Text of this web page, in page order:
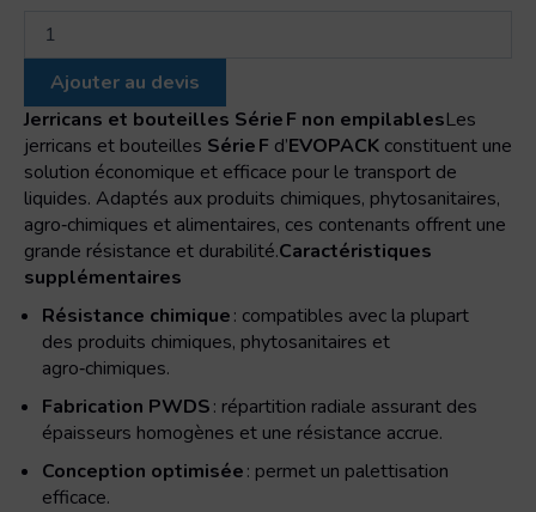
bouteille
spécial
Ajouter au devis
Jerricans et bouteilles Série F non empilablesLes
jerricans et bouteilles Série F d’EVOPACK constituent une
solution économique et efficace pour le transport de
liquides. Adaptés aux produits chimiques, phytosanitaires,
agro‑chimiques et alimentaires, ces contenants offrent une
grande résistance et durabilité.Caractéristiques
supplémentaires
Résistance chimique: compatibles avec la plupart
des produits chimiques, phytosanitaires et
agro‑chimiques.
Fabrication PWDS: répartition radiale assurant des
épaisseurs homogènes et une résistance accrue.
Conception optimisée: permet un palettisation
efficace.